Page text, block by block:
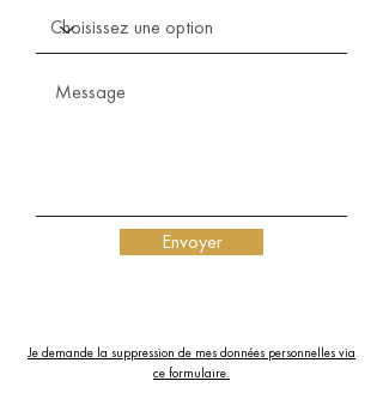
Envoyer
Je demande la suppression de mes données personnelles via
ce formulaire.